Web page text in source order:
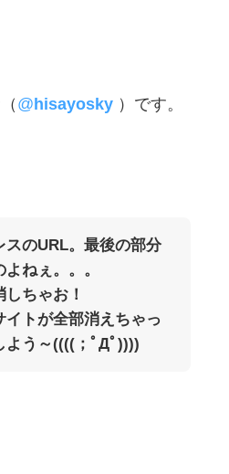
@ hisayosky）です。
スのURL。最後の部分
ねぇ。。。
ちゃお！
イトが全部消えちゃっ
よう～((((；ﾟДﾟ))))